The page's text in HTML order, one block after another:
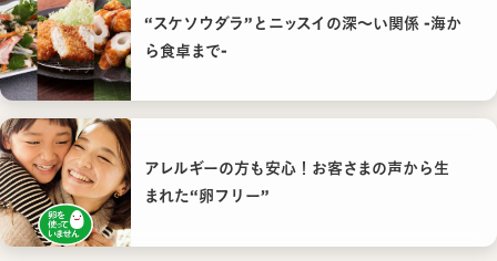
“スケソウダラ”とニッスイの深〜い関係 -海か
ら食卓まで-
アレルギーの方も安心！お客さまの声から生
まれた“卵フリー”